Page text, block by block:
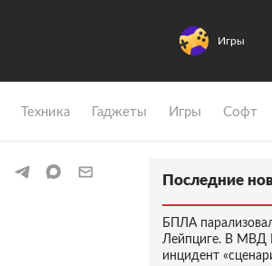
Игры
Техника Гаджеты Игры Софт
Последние
БПЛА
Лейпциге. В МВД
инцидент